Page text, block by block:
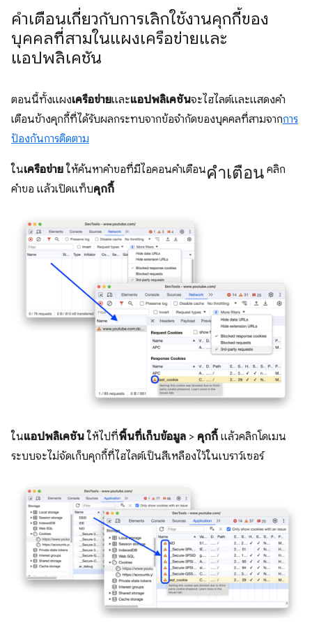
คำเตือนเกี่ยวกับการเลิกใช้งานคุกกี้ของ
บุคคลที่สามในแผงเครือข่ายและ
แอปพลิเคชัน
ตอนนี้ทั้งแผงเครือข่ายและแอปพลิเคชันจะไฮไลต์และแสดงคำ
เตือนข้างคุกกี้ที่ได้รับผลกระทบจากข้อจำกัดของบุคคลที่สามจากการ
ป้องกันการติดตาม
ในเครือข่ายให้ค้นหาคำขอที่มีไอคอนคำเตือนคำเตือน คลิก
คำขอ แล้วเปิดแท็บคุกกี้
ในแอปพลิเคชันให้ไปที่พื้นที่เก็บข้อมูล > คุกกี้ แล้วคลิกโดเมน
ระบบจะไม่จัดเก็บคุกกี้ที่ไฮไลต์เป็นสีเหลืองไว้ในเบราว์เซอร์